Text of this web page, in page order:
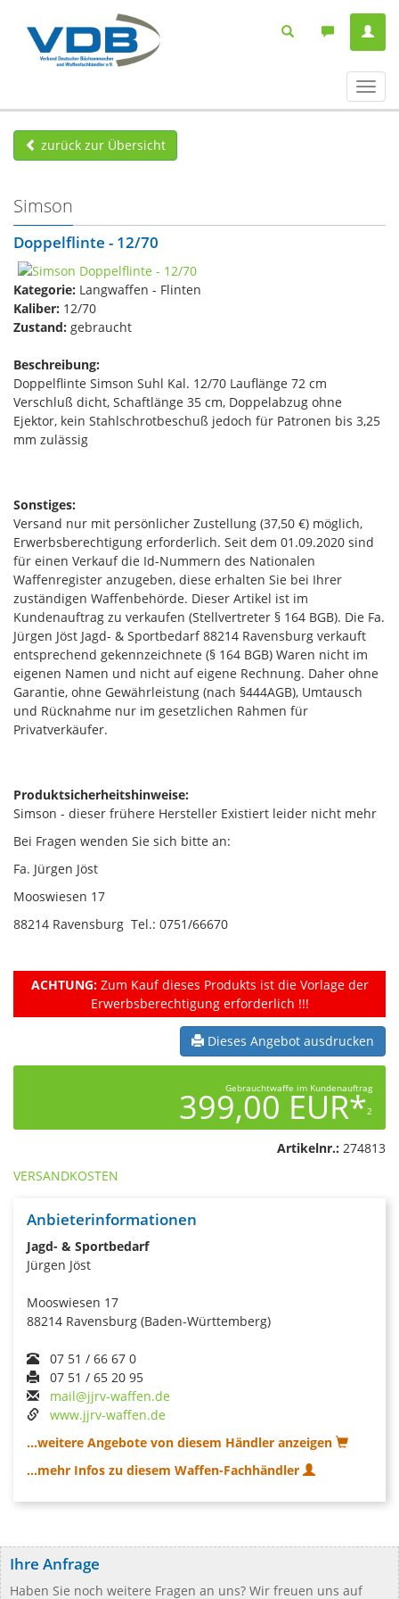
ein-/
zurück zur Übersicht
Simson
Doppelflinte - 12/70
Kategorie: Langwaffen - Flinten
Kaliber: 12/70
Zustand: gebraucht
Beschreibung:
Doppelflinte Simson Suhl Kal. 12/70 Lauflänge 72 cm
Verschluß dicht, Schaftlänge 35 cm, Doppelabzug ohne
Ejektor, kein Stahlschrotbeschuß jedoch für Patronen bis 3,25
mm zulässig
Sonstiges:
Versand nur mit persönlicher Zustellung (37,50 €) möglich,
Erwerbsberechtigung erforderlich. Seit dem 01.09.2020 sind
für einen Verkauf die Id-Nummern des Nationalen
Waffenregister anzugeben, diese erhalten Sie bei Ihrer
zuständigen Waffenbehörde. Dieser Artikel ist im
Kundenauftrag zu verkaufen (Stellvertreter § 164 BGB). Die Fa.
Jürgen Jöst Jagd- & Sportbedarf 88214 Ravensburg verkauft
entsprechend gekennzeichnete (§ 164 BGB) Waren nicht im
eigenen Namen und nicht auf eigene Rechnung. Daher ohne
Garantie, ohne Gewährleistung (nach §444AGB), Umtausch
und Rücknahme nur im gesetzlichen Rahmen für
Privatverkäufer.
Produktsicherheitshinweise:
Simson - dieser frühere Hersteller Existiert leider nicht mehr
Bei Fragen wenden Sie sich bitte an:
Fa. Jürgen Jöst
Mooswiesen 17
88214 Ravensburg Tel.: 0751/66670
ACHTUNG:Zum Kauf dieses Produkts ist die Vorlage der
Erwerbsberechtigung erforderlich !!!
Dieses Angebot ausdrucken
Gebrauchtwaffe im Kundenauftrag
399,00 EUR*2
Artikelnr.: 274813
VERSANDKOSTEN
Anbieterinformationen
Jagd- & Sportbedarf
Jürgen Jöst
Mooswiesen 17
88214 Ravensburg (Baden-Württemberg)
07 51 / 66 67 0
07 51 / 65 20 95
mail@jjrv-waffen.de
www.jjrv-waffen.de
...weitere Angebote von diesem Händler anzeigen
...mehr Infos zu diesem Waffen-Fachhändler
Ihre Anfrage
Haben Sie noch weitere Fragen an uns? Wir freuen uns auf